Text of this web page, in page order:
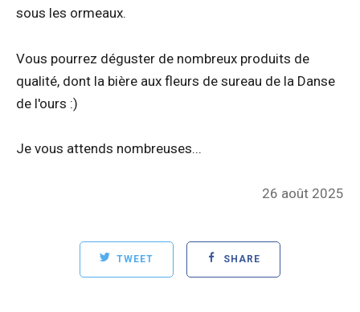
sous les ormeaux.
Vous pourrez déguster de nombreux produits de
qualité, dont la bière aux fleurs de sureau de la Danse
de l'ours :)
Je vous attends nombreuses...
Posted
26 août 2025
TWEET SHARE